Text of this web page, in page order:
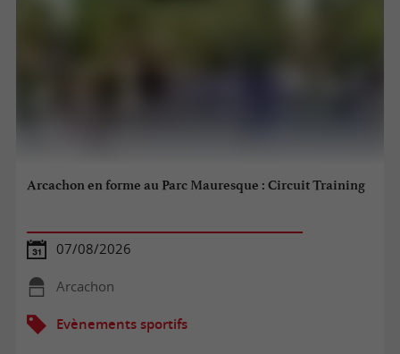
Arcachon en forme au Parc Mauresque : Circuit Training
07/08/2026
Arcachon
Evènements sportifs